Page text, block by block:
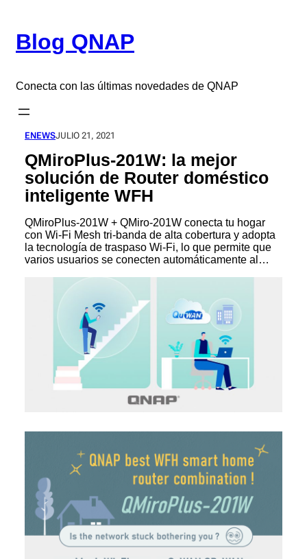
contenido
Blog QNAP
Conecta con las últimas novedades de QNAP
ENEWSJULIO 21, 2021
QMiroPlus-201W: la mejor
solución de Router doméstico
inteligente WFH
QMiroPlus-201W + QMiro-201W conecta tu hogar
con Wi-Fi Mesh tri-banda de alta cobertura y adopta
la tecnología de traspaso Wi-Fi, lo que permite que
varios usuarios se conecten automáticamente al…